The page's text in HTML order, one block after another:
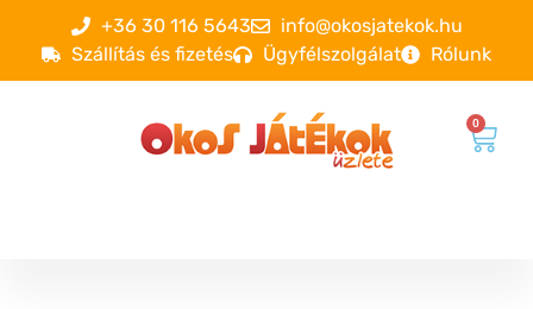
+36 30 116 5643
info@okosjatekok.hu
Szállítás és fizetés
Ügyfélszolgálat Rólunk
0